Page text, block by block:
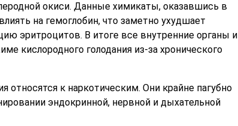
окиси. Данные химикаты, оказавшись в
на гемоглобин, что заметно ухудшает
эритроцитов. В итоге все внутренние органы и
кислородного голодания из-за хронического
относятся к наркотическим. Они крайне пагубно
эндокринной, нервной и дыхательной